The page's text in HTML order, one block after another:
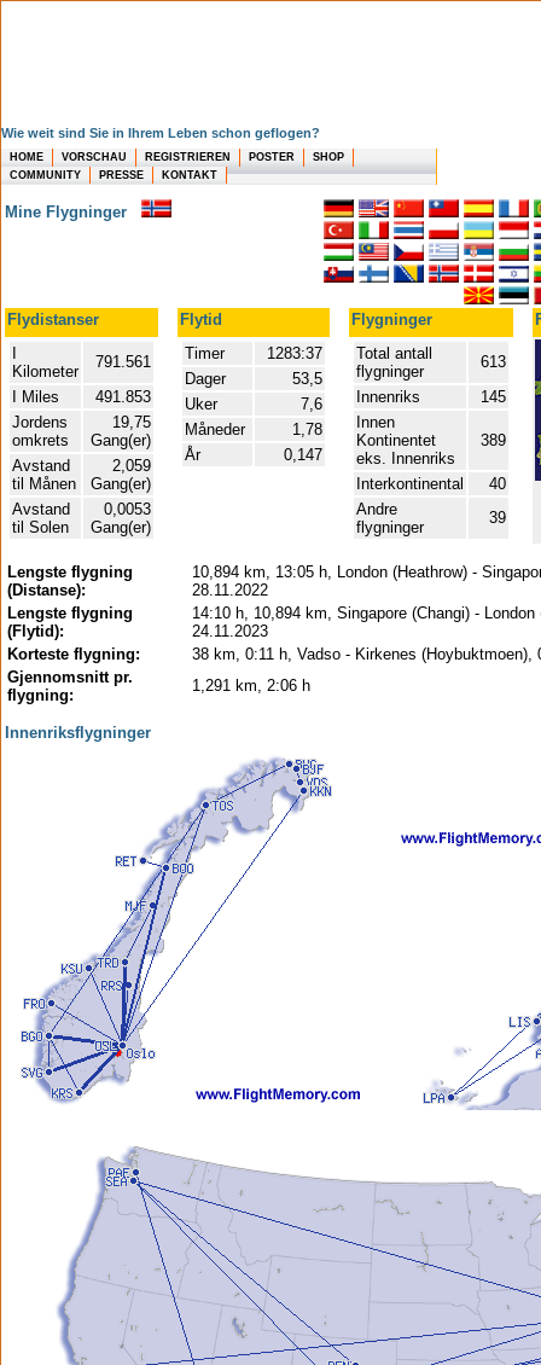
Wie weit sind Sie in Ihrem Leben schon geflogen?
HOME VORSCHAU REGISTRIEREN POSTER
SHOP
COMMUNITY
PRESSE KONTAKT
Mine Flygninger
Flydistanser Flytid Flygninger
Kilometer
791.561
I Miles
491.853
Jordens
omkrets
19,75
Gang(er)
Avstand
til Månen
2,059
Gang(er)
Avstand
til Solen
0,0053
Gang(er)
Timer
1283:37
Dager
53,5
Uker
7,6
Måneder
1,78
År
0,147
Total antall
flygninger
613
Innenriks
145
Innen
Kontinentet
eks. Innenriks
389
Interkontinental
40
Andre
flygninger
39
Lengste flygning
(Distanse):
10,894 km, 13:05 h, London (Heathrow) -
28.11.2022
Lengste flygning
(Flytid):
14:10 h, 10,894 km, Singapore (Changi) - London
24.11.2023
Korteste flygning:
38 km, 0:11 h, Vadso - Kirkenes (Hoybuktmoen),
Gjennomsnitt pr.
flygning:
1,291 km, 2:06 h
Innenriksflygninger